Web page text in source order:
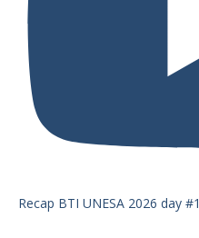
Recap BTI UNESA 2026 day #1